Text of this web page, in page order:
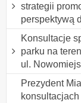
strategii
perspektywą
Konsultacje
parku na
ul.
Prezydent
konsultacjach